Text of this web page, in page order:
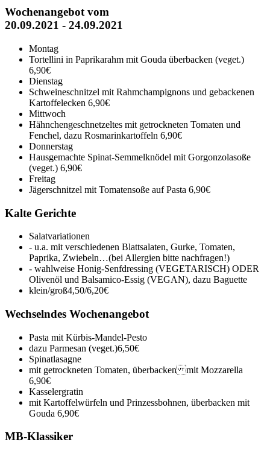
Wochenangebot vom
20.09.2021 - 24.09.2021
Montag
Tortellini in Paprikarahm mit Gouda überbacken (veget.)
6,90€
Dienstag
Schweineschnitzel mit Rahmchampignons und gebackenen
Kartoffelecken 6,90€
Mittwoch
Hähnchengeschnetzeltes mit getrockneten Tomaten und
Fenchel, dazu Rosmarinkartoffeln 6,90€
Donnerstag
Hausgemachte Spinat-Semmelknödel mit Gorgonzolasoße
(veget.) 6,90€
Freitag
Jägerschnitzel mit Tomatensoße auf Pasta 6,90€
Kalte Gerichte
Salatvariationen
- u.a. mit verschiedenen Blattsalaten, Gurke, Tomaten,
Paprika, Zwiebeln…(bei Allergien bitte nachfragen!)
- wahlweise Honig-Senfdressing (VEGETARISCH) ODER
Olivenöl und Balsamico-Essig (VEGAN), dazu Baguette
klein/groß4,50/6,20€
Wechselndes Wochenangebot
Pasta mit Kürbis-Mandel-Pesto
dazu Parmesan (veget.)6,50€
Spinatlasagne
mit getrockneten Tomaten, überbacken mit Mozzarella
6,90€
Kasselergratin
mit Kartoffelwürfeln und Prinzessbohnen, überbacken mit
Gouda 6,90€
MB-Klassiker